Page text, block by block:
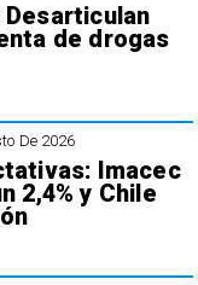
de drogas
De 2026
Imacec
2,4% y Chile